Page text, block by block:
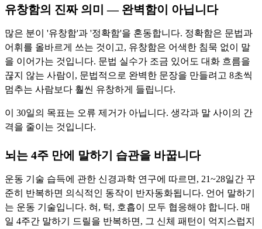
유창함의 진짜 의미 — 완벽함이 아닙니다
많은 분이 '유창함'과 '정확함'을 혼동합니다. 정확함은 문법과
어휘를 올바르게 쓰는 것이고, 유창함은 어색한 침묵 없이 말
을 이어가는 것입니다. 문법 실수가 조금 있어도 대화 흐름을
끊지 않는 사람이, 문법적으로 완벽한 문장을 만들려고 8초씩
멈추는 사람보다 훨씬 유창하게 들립니다.
이 30일의 목표는 오류 제거가 아닙니다. 생각과 말 사이의 간
격을 줄이는 것입니다.
뇌는 4주 만에 말하기 습관을 바꿉니다
운동 기술 습득에 관한 신경과학 연구에 따르면, 21~28일간 꾸
준히 반복하면 의식적인 동작이 반자동화됩니다. 언어 말하기
는 운동 기술입니다. 혀, 턱, 호흡이 모두 협응해야 합니다. 매
일 4주간 말하기 드릴을 반복하면, 그 신체 패턴이 억지스럽지